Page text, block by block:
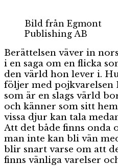
Bild från Egmont
Publishing AB
Berättelsen väver in
i en saga om en flicka
den värld hon lever i.
följer med pojkvarelsen
som är en slags värld
och känner som sitt
vissa djur kan tala
Att det både finns onda
man inte kan bli vän
blir snart varse om att
finns vänliga varelser